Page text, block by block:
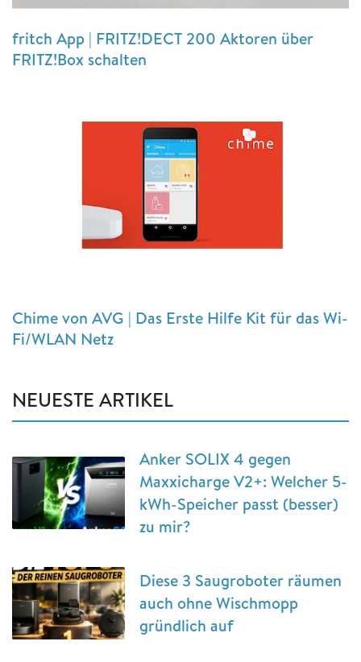
fritch App | FRITZ!DECT 200 Aktoren über
FRITZ!Box schalten
Chime von AVG | Das Erste Hilfe Kit für das Wi-
Fi/WLAN Netz
NEUESTE ARTIKEL
Anker SOLIX 4 gegen
Maxxicharge V2+: Welcher 5-
kWh-Speicher passt (besser)
zu mir?
Diese 3 Saugroboter räumen
auch ohne Wischmopp
gründlich auf